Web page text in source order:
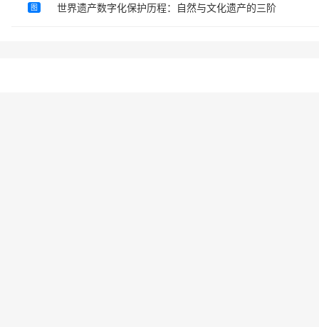
图 世界遗产数字化保护历程：自然与文化遗产的三阶